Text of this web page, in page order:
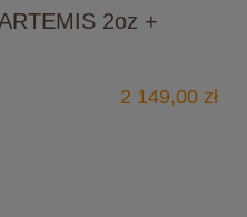
2oz +
2 149,00 zł